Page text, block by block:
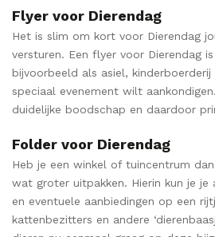
Flyer voor Dierendag
Het is slim om kort voor Dierendag
versturen. Een flyer voor Dierendag
bijvoorbeeld als asiel,
speciaal evenement wilt
duidelijke boodschap en daardoor
Folder voor Dierendag
Heb je een winkel of tuincentrum
wat groter uitpakken. Hierin kun je je
en eventuele aanbiedingen op een
kattenbezitters en andere